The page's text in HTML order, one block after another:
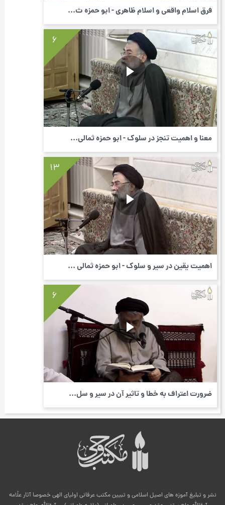
فرق اسلام واقعی و اسلام ظاهری - ابو حمزه ث...
6
معنا و اهمیت تنجز در سلوک - ابو حمزه ثمالی...
13
اهمیت یقین در سیر و سلوک - ابو حمزه ثمالی ...
6
ضرورت اعتراف به خطا و تاثیر آن در سیر و سل...
نشر و تبلیغ آموزه های اصیل اسلامی و تبیین مکتب عرفانی اولیای الهی خصوصا آثار علّامه